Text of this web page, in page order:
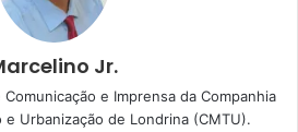
objetivo é regularizar a
informais. Os irregulares
dos lojistas estabelecidos e até
legalizados”, esclarece.
Jr.
e Imprensa da Companhia
e Urbanização de Londrina (CMTU).